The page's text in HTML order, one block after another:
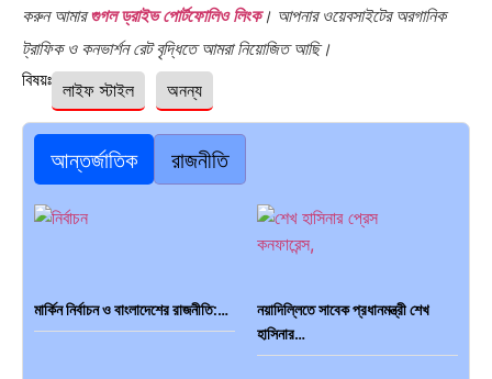
করুন আমারগুগল ড্রাইভ পোর্টফোলিও লিংক। আপনার ওয়েবসাইটের অরগানিক
ট্রাফিক ও কনভার্শন রেট বৃদ্ধিতে আমরা নিয়োজিত আছি।
বিষয়ঃ লাইফ স্টাইল অনন্য
আন্তর্জাতিক রাজনীতি
মার্কিন নির্বাচন ও বাংলাদেশের রাজনীতি:…
নয়াদিল্লিতে সাবেক প্রধানমন্ত্রী শেখ
হাসিনার…